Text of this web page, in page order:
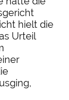
hielt die
Urteil